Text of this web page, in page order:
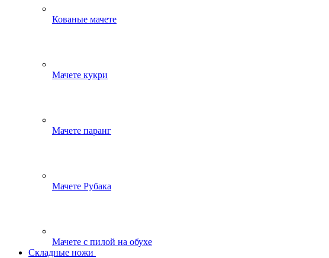
Кованые мачете
Мачете кукри
Мачете паранг
Мачете Рубака
Мачете с пилой на обухе
Складные ножи